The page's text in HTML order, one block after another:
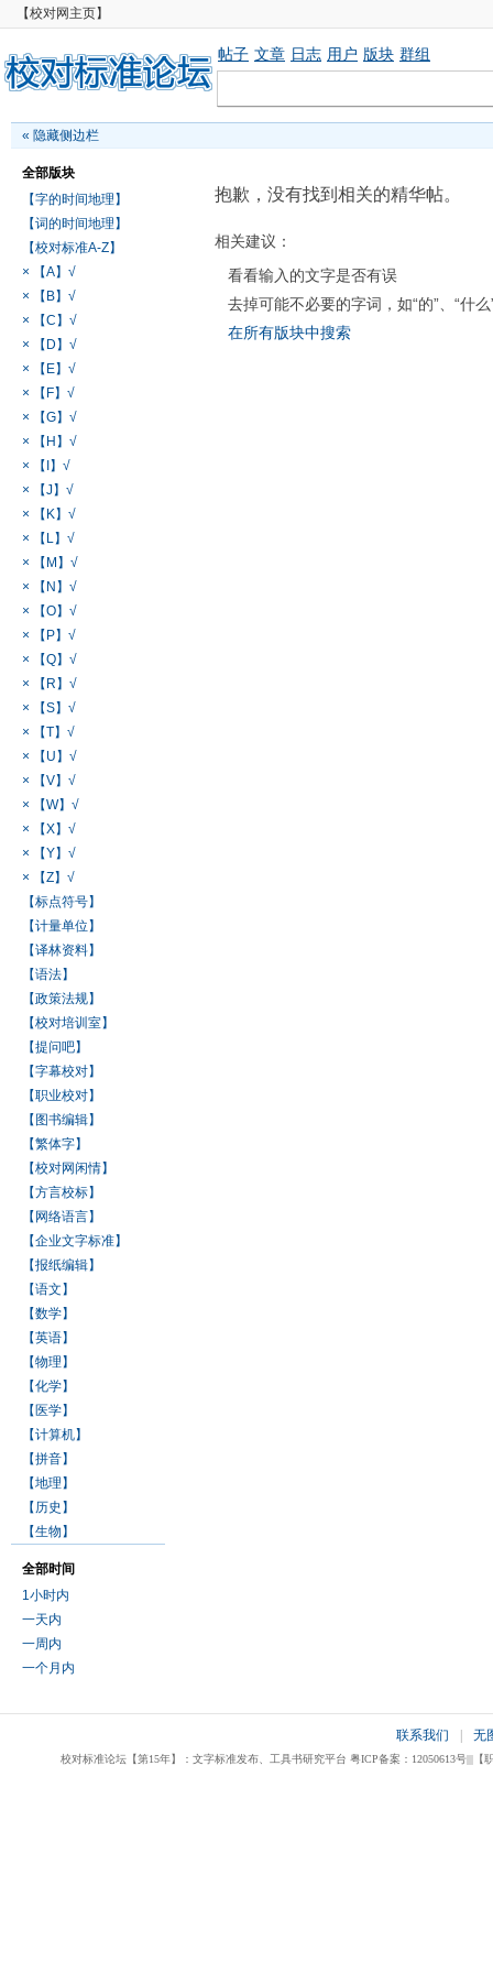
【校对网主页】
帖子 文章 日志 用户 版块 群组
« 隐藏侧边栏
全部版块
【字的时间地理】
【词的时间地理】
【校对标准A-Z】
× 【A】√
× 【B】√
× 【C】√
× 【D】√
× 【E】√
× 【F】√
× 【G】√
× 【H】√
× 【I】√
× 【J】√
× 【K】√
× 【L】√
× 【M】√
× 【N】√
× 【O】√
× 【P】√
× 【Q】√
× 【R】√
× 【S】√
× 【T】√
× 【U】√
× 【V】√
× 【W】√
× 【X】√
× 【Y】√
× 【Z】√
【标点符号】
【计量单位】
【译林资料】
【语法】
【政策法规】
【校对培训室】
【提问吧】
【字幕校对】
【职业校对】
【图书编辑】
【繁体字】
【校对网闲情】
【方言校标】
【网络语言】
【企业文字标准】
【报纸编辑】
【语文】
【数学】
【英语】
【物理】
【化学】
【医学】
【计算机】
【拼音】
【地理】
【历史】
【生物】
全部时间
1小时内
一天内
一周内
一个月内
抱歉，没有找到相关的精华帖。
相关建议：
看看输入的文字是否有误
去掉可能不必要的字词，如“的”、“什么
在所有版块中搜索
联系我们 无
校对标准论坛【第15年】：文字标准发布、工具书研究平台 粤ICP备案：12050613号|||【